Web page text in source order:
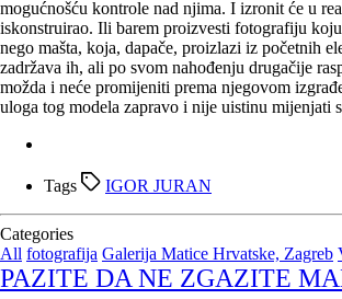
mogućnošću kontrole nad njima. I izronit će u
iskonstruirao. Ili barem proizvesti fotografiju
nego mašta, koja, dapače, proizlazi iz početnih
zadržava ih, ali po svom nahođenju drugačije
možda i neće promijeniti prema njegovom
uloga tog modela zapravo i nije uistinu mijenjati
Tags IGOR JURAN
Categories
All fotografija Galerija Matice Hrvatske, Zagreb
PAZITE DA NE ZGAZITE